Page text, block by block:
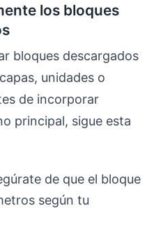
los bloques
bloques descargados
unidades o
de incorporar
principal, sigue esta
de que el bloque
según tu